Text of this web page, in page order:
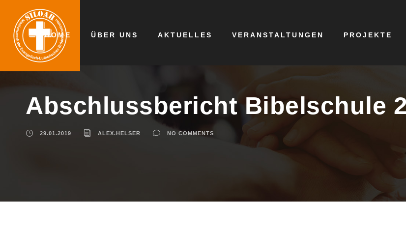
HOME ÜBER UNS AKTUELLES VERANSTALTUNGEN PROJEKTE
Abschlussbericht Bibelschule
29.01.2019 ALEX.HELSER NO COMMENTS